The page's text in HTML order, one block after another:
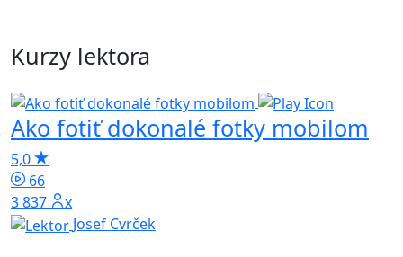
Kurzy lektora
Ako fotiť dokonalé fotky mobilom
5,0
66
3 837x
Josef Cvrček